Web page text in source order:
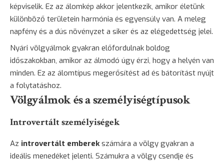
képviselik. Ez az álomkép akkor jelentkezik, amikor életünk
különböző területein harmónia és egyensúly van. A meleg
napfény és a dús növényzet a siker és az elégedettség jelei.
Nyári völgyálmok gyakran előfordulnak boldog
időszakokban, amikor az álmodó úgy érzi, hogy a helyén van
minden. Ez az álomtípus megerősítést ad és bátorítást nyújt
a folytatáshoz.
Völgyálmok és a személyiségtípusok
Introvertált személyiségek
Az introvertált emberekszámára a völgy gyakran a
ideális menedéket jelenti. Számukra a völgy csendje és